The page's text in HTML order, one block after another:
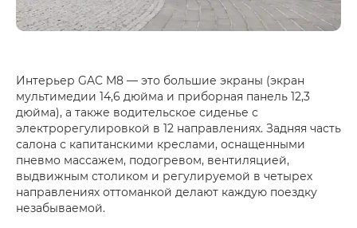
Интерьер GAC M8 — это большие экраны (экран
мультимедии 14,6 дюйма и приборная панель 12,3
дюйма), а также водительское сиденье с
электрорегулировкой в 12 направлениях. Задняя часть
салона с капитанскими креслами, оснащенными
пневмо массажем, подогревом, вентиляцией,
выдвижным столиком и регулируемой в четырех
направлениях оттоманкой делают каждую поездку
незабываемой.